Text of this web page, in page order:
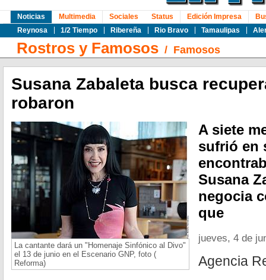
Noticias
Reynosa
1/2 Tiempo Ribereña Rio Bravo Tamaulipas
Multimedia Sociales Status Edición Impresa
Rostros y Famosos / Famosos
Susana Zabaleta busca
robaron
La cantante dará un "Homenaje Sinfónico al Divo"
el 13 de junio en el Escenario GNP, foto (
Reforma)
A siete
sufrió en
Susana
negocia
que
jueves, 4 de
Agencia